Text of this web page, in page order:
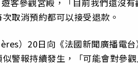
取消預約都可以接受退款。
）20日向《法國新聞廣播電
警報持續發生，「可能會對參觀